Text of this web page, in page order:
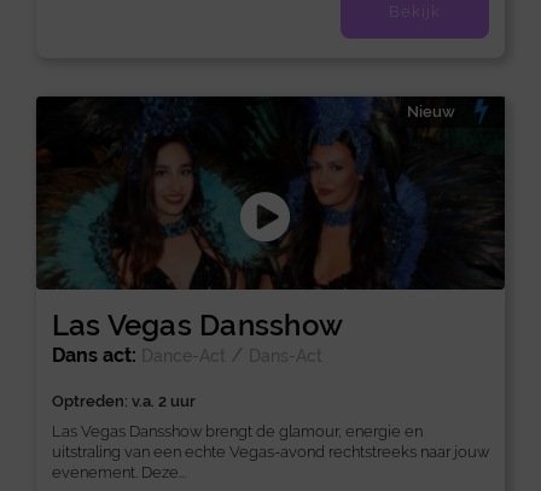
Bekijk
Las Vegas Dansshow
Nieuw
Dans act: Dance-Act / Dans-Act
Optreden: v.a. 2 uur
Las Vegas Dansshow brengt de glamour, energie en
uitstraling van een echte Vegas-avond rechtstreeks naar jouw
evenement. Deze...